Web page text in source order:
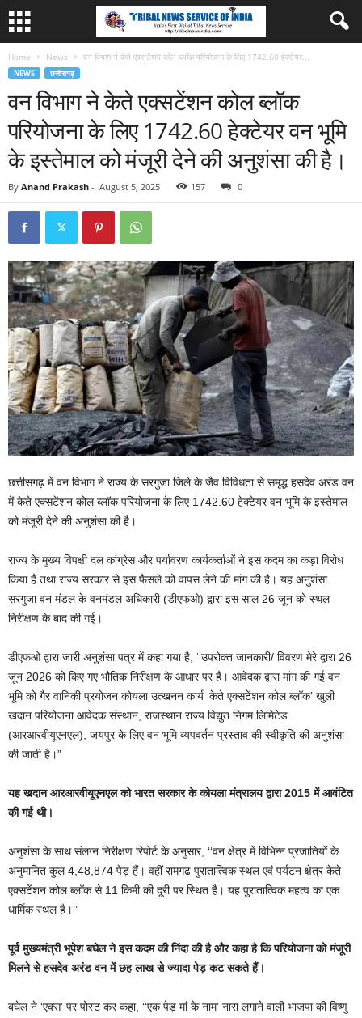
Home News वन विभाग ने केते एक्सटेंशन कोल ब्लॉक परियोजना के लिए 1742.60 हेक्टेयर...
NEWS छत्तीसगढ़
वन विभाग ने केते एक्सटेंशन कोल ब्लॉक
परियोजना के लिए 1742.60 हेक्टेयर वन भूमि
के इस्तेमाल को मंजूरी देने की अनुशंसा की है।
By Anand Prakash - August 5, 2025 157 0
छत्तीसगढ़ में वन विभाग ने राज्य के सरगुजा जिले के जैव विविधता से समृद्ध हसदेव अरंड वन
में केते एक्सटेंशन कोल ब्लॉक परियोजना के लिए 1742.60 हेक्टेयर वन भूमि के इस्तेमाल
को मंजूरी देने की अनुशंसा की है।
राज्य के मुख्य विपक्षी दल कांग्रेस और पर्यावरण कार्यकर्ताओं ने इस कदम का कड़ा विरोध
किया है तथा राज्य सरकार से इस फैसले को वापस लेने की मांग की है। यह अनुशंसा
सरगुजा वन मंडल के वनमंडल अधिकारी (डीएफओ) द्वारा इस साल 26 जून को स्थल
निरीक्षण के बाद की गई।
डीएफओ द्वारा जारी अनुशंसा पत्र में कहा गया है, ‘‘उपरोक्त जानकारी/ विवरण मेरे द्वारा 26
जून 2026 को किए गए भौतिक निरीक्षण के आधार पर है। आवेदक द्वारा मांग की गई वन
भूमि को गैर वानिकी प्रयोजन कोयला उत्खनन कार्य ‘केते एक्सटेंशन कोल ब्लॉक’ खुली
खदान परियोजना आवेदक संस्थान, राजस्थान राज्य विद्युत निगम लिमिटेड
(आरआरवीयूएनएल), जयपुर के लिए वन भूमि व्यपवर्तन प्रस्ताव की स्वीकृति की अनुशंसा
की जाती है।”
यह खदान आरआरवीयूएनएल को भारत सरकार के कोयला मंत्रालय द्वारा 2015 में आवंटित
की गई थी।
अनुशंसा के साथ संलग्न निरीक्षण रिपोर्ट के अनुसार, ‘‘वन क्षेत्र में विभिन्न प्रजातियों के
अनुमानित कुल 4,48,874 पेड़ हैं। वहीं रामगढ़ पुरातात्विक स्थल एवं पर्यटन क्षेत्र केते
एक्सटेंशन कोल ब्लॉक से 11 किमी की दूरी पर स्थित है। यह पुरातात्विक महत्व का एक
धार्मिक स्थल है।’’
पूर्व मुख्यमंत्री भूपेश बघेल ने इस कदम की निंदा की है और कहा है कि परियोजना को मंजूरी
मिलने से हसदेव अरंड वन में छह लाख से ज्यादा पेड़ कट सकते हैं।
बघेल ने ‘एक्स’ पर पोस्ट कर कहा, ‘‘एक पेड़ मां के नाम’ नारा लगाने वाली भाजपा की विष्णु